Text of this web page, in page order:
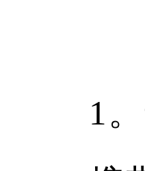
1